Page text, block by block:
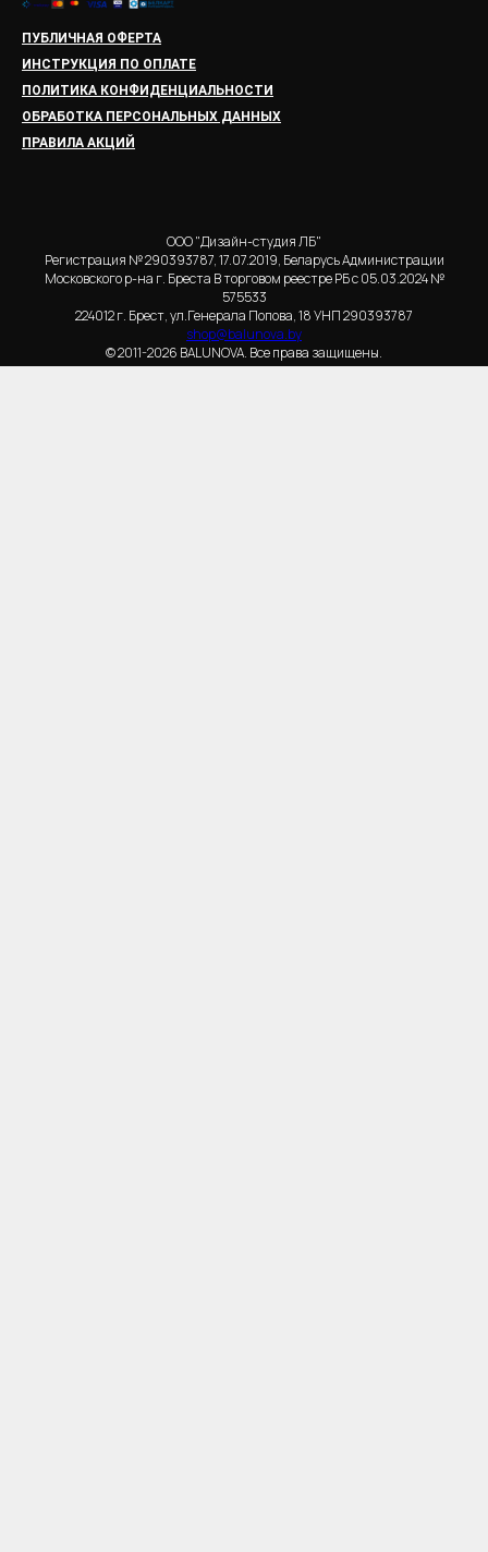
ПУБЛИЧНАЯ ОФЕРТА
ИНСТРУКЦИЯ ПО ОПЛАТЕ
ПОЛИТИКА КОНФИДЕНЦИАЛЬНОСТИ
ОБРАБОТКА ПЕРСОНАЛЬНЫХ ДАННЫХ
ПРАВИЛА АКЦИЙ
ООО "Дизайн-студия ЛБ"
Регистрация № 290393787, 17.07.2019, Беларусь Администрации
Московского р-на г. Бреста В торговом реестре РБ с 05.03.2024 №
575533
224012 г. Брест, ул.Генерала Попова, 18 УНП 290393787
shop@balunova.by
© 2011-2026 BALUNOVA. Все права защищены.